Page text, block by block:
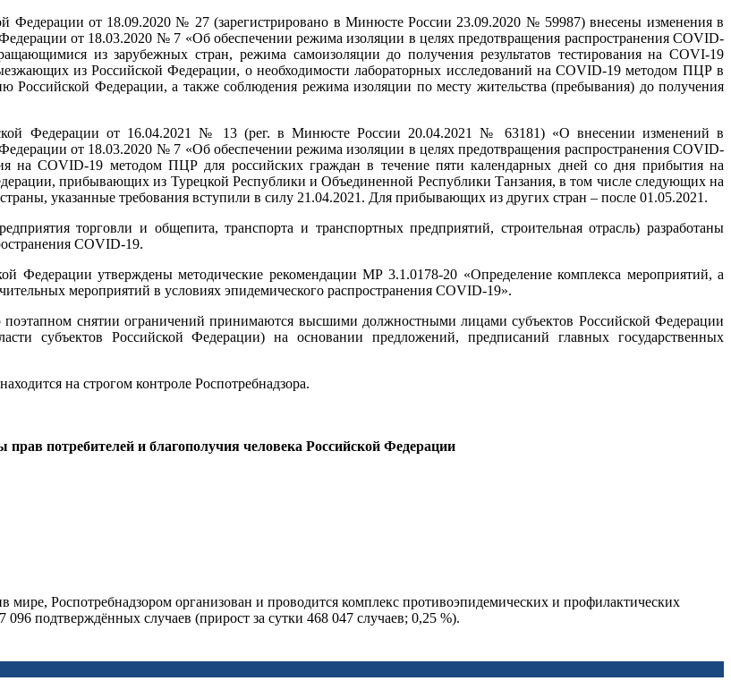
Федерации от 18.09.2020 № 27 (зарегистрировано в Минюсте России 23.09.2020 № 59987) внесены изменения в
Федерации от 18.03.2020 № 7 «Об обеспечении режима изоляции в целях предотвращения распространения COVID-
из зарубежных стран, режима самоизоляции до получения результатов тестирования на COVI-19
из Российской Федерации, о необходимости лабораторных исследований на COVID-19 методом ПЦР в
Российской Федерации, а также соблюдения режима изоляции по месту жительства (пребывания) до получения
Федерации от 16.04.2021 № 13 (рег. в Минюсте России 20.04.2021 № 63181) «О внесении изменений в
Федерации от 18.03.2020 № 7 «Об обеспечении режима изоляции в целях предотвращения распространения COVID-
на COVID-19 методом ПЦР для российских граждан в течение пяти календарных дней со дня прибытия на
прибывающих из Турецкой Республики и Объединенной Республики Танзания, в том числе следующих на
указанные требования вступили в силу 21.04.2021. Для прибывающих из других стран – после 01.05.2021.
торговли и общепита, транспорта и транспортных предприятий, строительная отрасль) разработаны
COVID-19.
Федерации утверждены методические рекомендации МР 3.1.0178-20 «Определение комплекса мероприятий, а
мероприятий в условиях эпидемического распространения COVID-19».
снятии ограничений принимаются высшими должностными лицами субъектов Российской Федерации
субъектов Российской Федерации) на основании предложений, предписаний главных государственных
на строгом контроле Роспотребнадзора.
потребителей и благополучия человека Российской Федерации
Роспотребнадзором организован и проводится комплекс противоэпидемических и профилактических
подтверждённых случаев (прирост за сутки 468 047 случаев; 0,25 %).